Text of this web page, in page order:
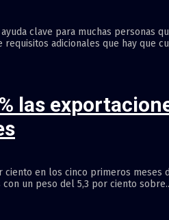
clave para muchas personas
adicionales que hay que
las
en los cinco primeros
un peso del 5,3 por ciento